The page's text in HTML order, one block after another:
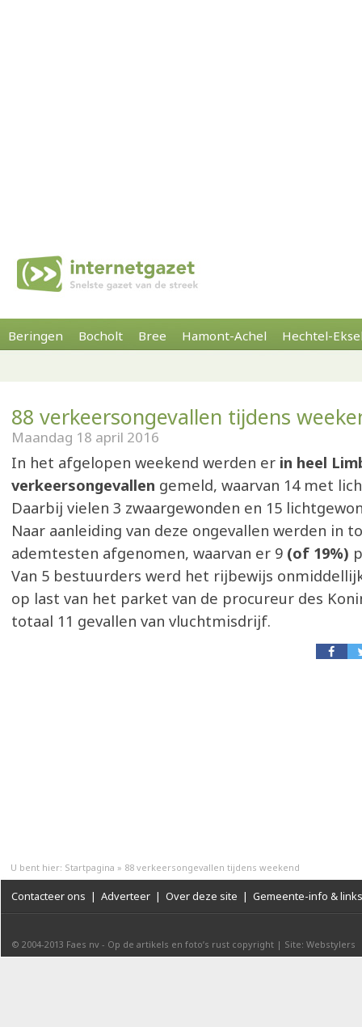
Beringen Bocholt Bree Hamont-Achel Hechtel-
88 verkeersongevallen tijdens
Maandag 18 april 2016
In het afgelopen weekend werden er in heel
verkeersongevallen gemeld, waarvan 14 met
Daarbij vielen 3 zwaargewonden en 15
Naar aanleiding van deze ongevallen werden in
ademtesten afgenomen, waarvan er 9 (of 19%)
Van 5 bestuurders werd het rijbewijs
op last van het parket van de procureur des
totaal 11 gevallen van vluchtmisdrijf.
U bent hier: Startpagina » 88 verkeersongevallen tijdens weekend
Contacteer ons | Adverteer | Over deze site | Gemeente-info & links
© 2004-2013 Faes nv - Op de artikels en foto’s rust copyright | Site: Webstylers